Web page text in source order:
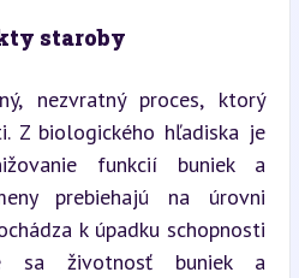
staroby
nezvratný proces, ktorý
Z biologického hľadiska je
funkcií buniek a
prebiehajú na úrovni
k úpadku schopnosti
sa životnosť buniek a